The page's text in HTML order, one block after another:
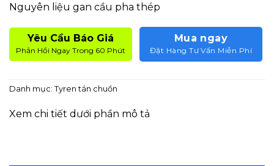
Nguyên liệu gan cầu pha thép
Yêu Cầu Báo Giá
Phản Hồi Ngay Trong 60 Phút
Mua ngay
Đặt Hàng Tư Vấn Miễn Phí
Danh mục: Tyren tán chuồn
Xem chi tiết dưới phần mô tả